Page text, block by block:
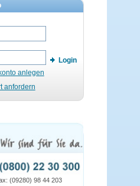
Login
anlegen
anfordern
(09280) 98 44 203